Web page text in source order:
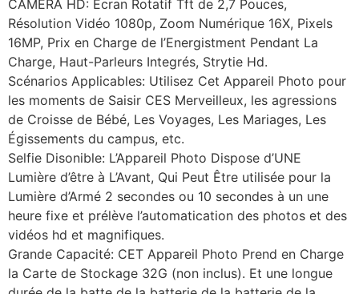
CAMÉRA HD: Écran Rotatif Tft de 2,7 Pouces,
Résolution Vidéo 1080p, Zoom Numérique 16X, Pixels
16MP, Prix en Charge de l’Energistment Pendant La
Charge, Haut-Parleurs Integrés, Strytie Hd.
Scénarios Applicables: Utilisez Cet Appareil Photo pour
les moments de Saisir CES Merveilleux, les agressions
de Croisse de Bébé, Les Voyages, Les Mariages, Les
Égissements du campus, etc.
Selfie Disonible: L’Appareil Photo Dispose d’UNE
Lumière d’être à L’Avant, Qui Peut Être utilisée pour la
Lumière d’Armé 2 secondes ou 10 secondes à un une
heure fixe et prélève l’automatication des photos et des
vidéos hd et magnifiques.
Grande Capacité: CET Appareil Photo Prend en Charge
la Carte de Stockage 32G (non inclus). Et une longue